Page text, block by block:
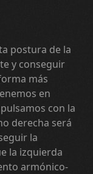
postura de la
y conseguir
más
en
con la
derecha será
la
la izquierda
armónico-
con Sweep
en Gm